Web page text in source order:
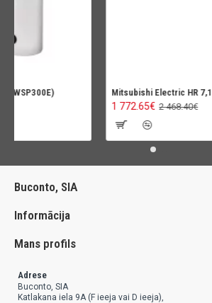
Mitsubishi Electric HR 7,1kW
1 772.65€ 2 468.40€
Buconto, SIA
Informācija
Mans profils
Adrese
Buconto, SIA
Katlakana iela 9A (F ieeja vai D ieeja),